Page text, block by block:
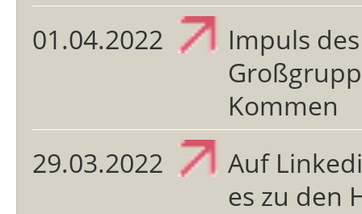
01.04.2022
Impuls
Kommen
29.03.2022
Auf
es zu den